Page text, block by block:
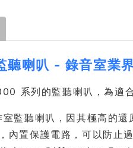
喇叭 - 錄音室業
系列的監聽喇叭，為適
監聽喇叭，因其極高的還
內置保護電路，可以防止